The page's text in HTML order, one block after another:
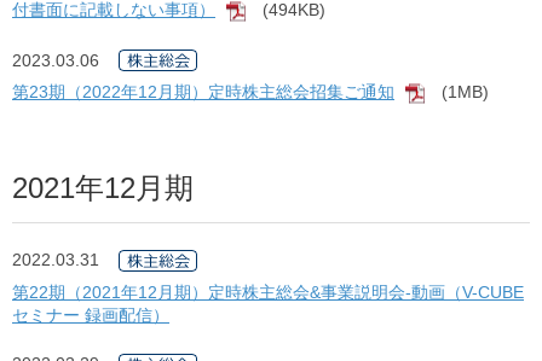
付書面に記載しない事項）
[PDF]
(494KB)
2023.03.06
第23期（2022年12月期）定時株主総会招集ご通知
[PDF]
(1MB)
2021年12月期
2022.03.31
第22期（2021年12月期）定時株主総会&事業説明会-動画（V-CUBE
セミナー 録画配信）